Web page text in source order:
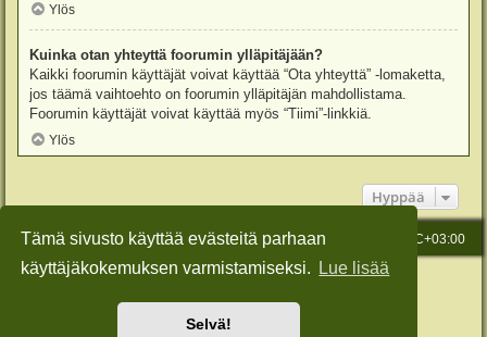
Tämä sivusto käyttää evästeitä parhaan
käyttäjäkokemuksen varmistamiseksi.
Lue lisää
Selvä!
Ylös
Kuinka otan yhteyttä foorumin ylläpitäjään?
Kaikki foorumin käyttäjät voivat käyttää “Ota yhteyttä” -lomaketta,
jos täämä vaihtoehto on foorumin ylläpitäjän mahdollistama.
Foorumin käyttäjät voivat käyttää myös “Tiimi”-linkkiä.
Ylös
Hyppää
Etusivu Kaikki ajat ovat UTC+03:00
Viesti Ylläpidolle
Keskustelufoorumin ohjelmistophpBB® Forum Software © phpBB Limited